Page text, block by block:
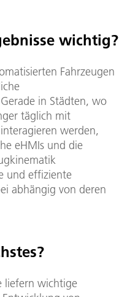
wichtig?
Fahrzeugen
in Städten, wo
täglich mit
werden,
eHMIs und die
und effiziente
abhängig von deren
liefern wichtige